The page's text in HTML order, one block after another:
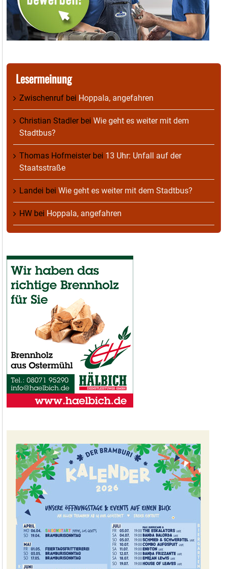
Lesermeinung
Zwischenruf bei Hoppala, angefahren
Christian Stadlerbei Wie geht es weiter mit dem
Stadtbus?
Thomas Hofmeisterbei 13 Uhr: Unfall auf der
Staatsstraße
Landei bei Wie geht es weiter mit dem Stadtbus?
HW bei Hoppala, angefahren